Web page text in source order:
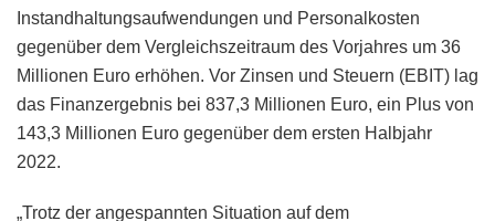
Instandhaltungsaufwendungen und Personalkosten
gegenüber dem Vergleichszeitraum des Vorjahres um 36
Millionen Euro erhöhen. Vor Zinsen und Steuern (EBIT) lag
das Finanzergebnis bei 837,3 Millionen Euro, ein Plus von
143,3 Millionen Euro gegenüber dem ersten Halbjahr
2022.
„Trotz der angespannten Situation auf dem